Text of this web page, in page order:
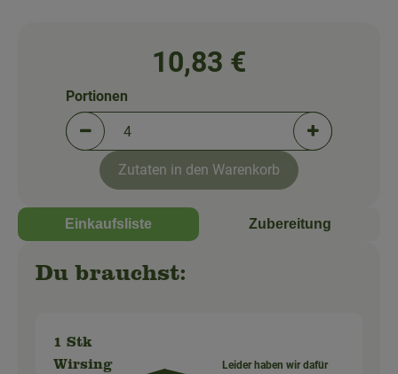
10,83 €
Portionen verringern (aktuell 4 Portionen
Portionen
Portionen
Zutaten in den Warenkorb
Einkaufsliste Zubereitung
Du brauchst:
1 Stk
Wirsing
Leider haben wir dafür